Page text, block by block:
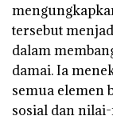
tersebut
dalam
damai. Ia
semua elemen
sosial dan